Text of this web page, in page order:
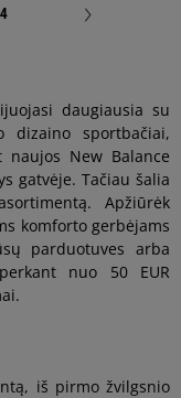
daugiausia su
dizaino sportbačiai,
New Balance
gatvėje. Tačiau šalia
Apžiūrėk
komforto gerbėjams
parduotuves arba
nuo 50 EUR
iš pirmo žvilgsnio